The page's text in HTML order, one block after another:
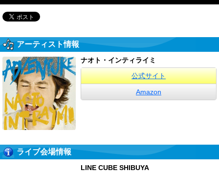
アーティスト情報
ナオト・インティライミ
公式サイト
Amazon
ライブ会場情報
LINE CUBE SHIBUYA